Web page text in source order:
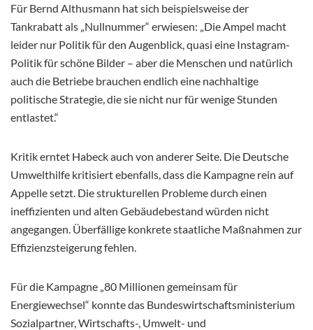
Für Bernd Althusmann hat sich beispielsweise der
Tankrabatt als „Nullnummer“ erwiesen: „Die Ampel macht
leider nur Politik für den Augenblick, quasi eine Instagram-
Politik für schöne Bilder – aber die Menschen und natürlich
auch die Betriebe brauchen endlich eine nachhaltige
politische Strategie, die sie nicht nur für wenige Stunden
entlastet.“
Kritik erntet Habeck auch von anderer Seite. Die Deutsche
Umwelthilfe kritisiert ebenfalls, dass die Kampagne rein auf
Appelle setzt. Die strukturellen Probleme durch einen
ineffizienten und alten Gebäudebestand würden nicht
angegangen. Überfällige konkrete staatliche Maßnahmen zur
Effizienzsteigerung fehlen.
Für die Kampagne „80 Millionen gemeinsam für
Energiewechsel“ konnte das Bundeswirtschaftsministerium
Sozialpartner, Wirtschafts-, Umwelt- und